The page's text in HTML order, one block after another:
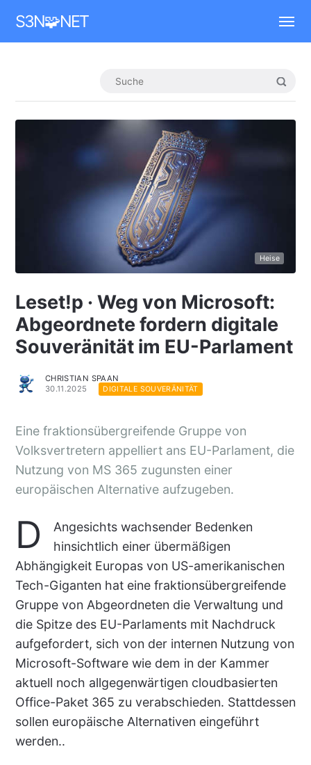
S3N🧩NET
Heise
Leset!p · Weg von Microsoft:
Abgeordnete fordern digitale
Souveränität im EU-Parlament
CHRISTIAN SPAAN
30.11.2025
DIGITALE SOUVERÄNITÄT
Eine fraktionsübergreifende Gruppe von
Volksvertretern appelliert ans EU-Parlament, die
Nutzung von MS 365 zugunsten einer
europäischen Alternative aufzugeben.
D
Angesichts wachsender Bedenken
hinsichtlich einer übermäßigen
Abhängigkeit Europas von US-amerikanischen
Tech-Giganten hat eine fraktionsübergreifende
Gruppe von Abgeordneten die Verwaltung und
die Spitze des EU-Parlaments mit Nachdruck
aufgefordert, sich von der internen Nutzung von
Microsoft-Software wie dem in der Kammer
aktuell noch allgegenwärtigen cloudbasierten
Office-Paket 365 zu verabschieden. Stattdessen
sollen europäische Alternativen eingeführt
werden..